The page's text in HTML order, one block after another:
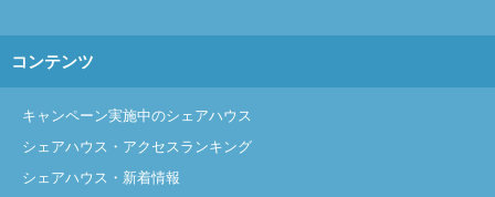
コンテンツ
キャンペーン実施中のシェアハウス
シェアハウス・アクセスランキング
シェアハウス・新着情報